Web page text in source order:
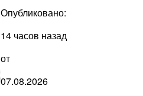
Опубликовано:
14 часов назад
от
07.08.2026